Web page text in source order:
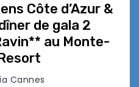
Côte d’Azur &
de gala 2
au Monte-
Cannes